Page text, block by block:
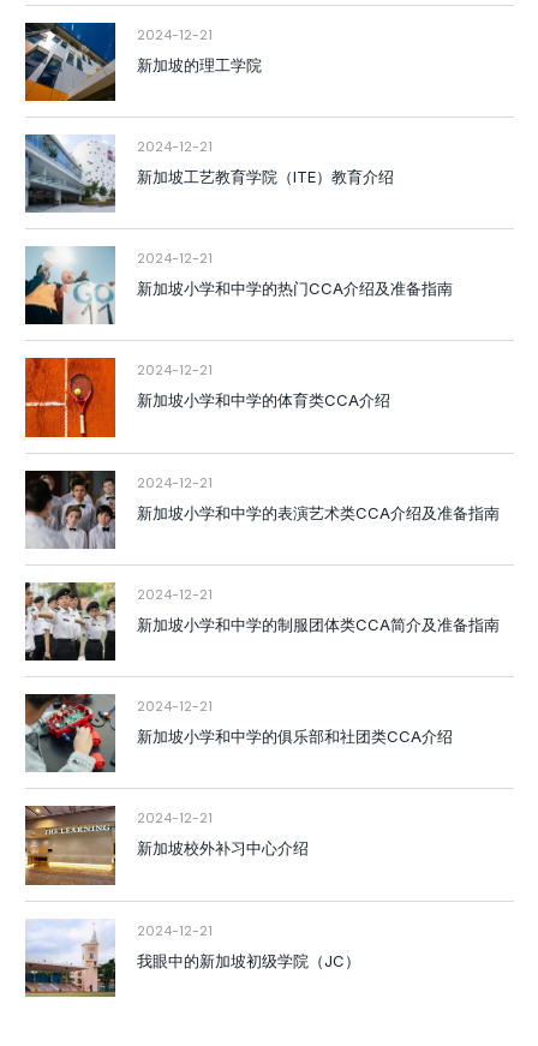
2024-12-21
新加坡的理工学院
2024-12-21
新加坡工艺教育学院（ITE）教育介绍
2024-12-21
新加坡小学和中学的热门CCA介绍及准备指南
2024-12-21
新加坡小学和中学的体育类CCA介绍
2024-12-21
新加坡小学和中学的表演艺术类CCA介绍及准备指南
2024-12-21
新加坡小学和中学的制服团体类CCA简介及准备指南
2024-12-21
新加坡小学和中学的俱乐部和社团类CCA介绍
2024-12-21
新加坡校外补习中心介绍
2024-12-21
我眼中的新加坡初级学院（JC）